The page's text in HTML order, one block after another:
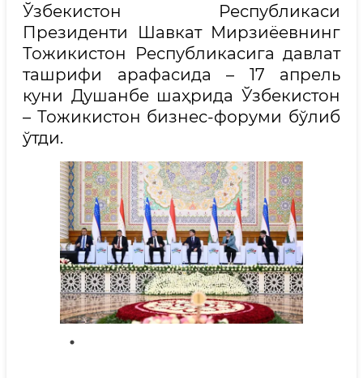
Ўзбекистон Республикаси
Президенти Шавкат Мирзиёевнинг
Тожикистон Республикасига давлат
ташрифи арафасида – 17 апрель
куни Душанбе шаҳрида Ўзбекистон
– Тожикистон бизнес-форуми бўлиб
ўтди.